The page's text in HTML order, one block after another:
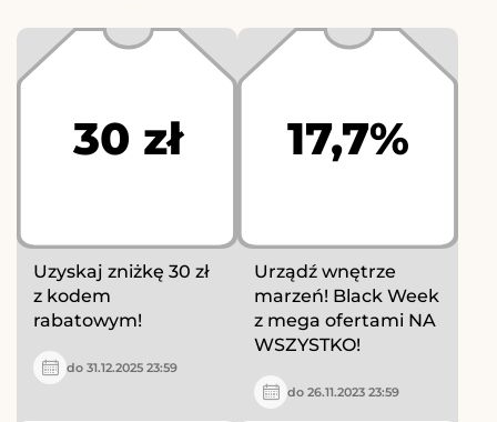
30 zł
Uzyskaj zniżkę 30 zł
z kodem
rabatowym!
do 31.12.2025 23:59
17,7%
Urządź wnętrze
marzeń! Black Week
z mega ofertami NA
WSZYSTKO!
do 26.11.2023 23:59